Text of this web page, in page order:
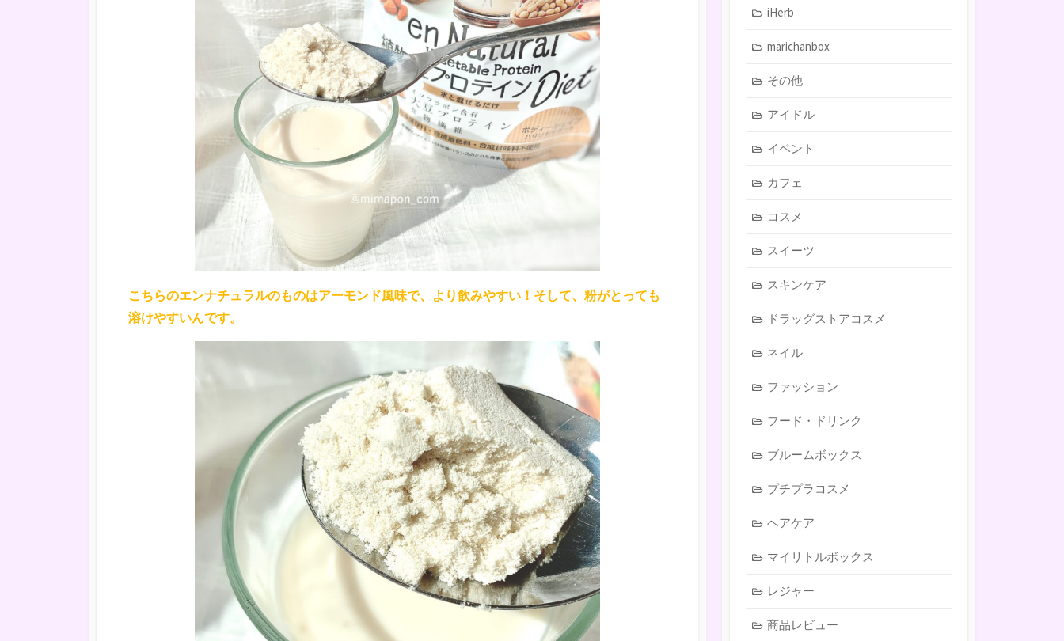
こちらのエンナチュラルのものはアーモンド風味で、より飲みやすい！そして、粉がとっても
溶けやすいんです。
iHerb
marichanbox
その他
アイドル
イベント
カフェ
コスメ
スイーツ
スキンケア
ドラッグストアコスメ
ネイル
ファッション
フード・ドリンク
ブルームボックス
プチプラコスメ
ヘアケア
マイリトルボックス
レジャー
商品レビュー